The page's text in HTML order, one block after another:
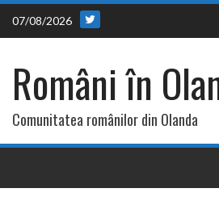
Skip
content
07/08/2026
Români în
Comunitatea românilor din Olanda